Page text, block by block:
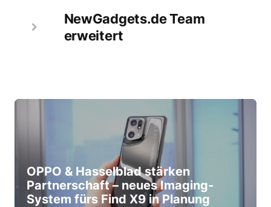
NewGadgets.de Team
erweitert
OPPO & Hasselblad stärken
Partnerschaft – neues Imaging-
System fürs Find X9 in Planung